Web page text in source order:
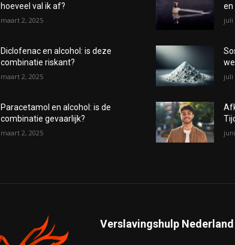
hoeveel val ik af?
maart 2, 2025
Diclofenac en alcohol: is deze
combinatie riskant?
maart 2, 2025
Paracetamol en alcohol: is de
combinatie gevaarlijk?
maart 2, 2025
en
juli
juli
Verslavingshulp Nederland